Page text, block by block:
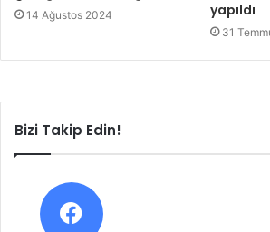
14 Ağustos 2024
yapıldı
31
Bizi Takip Edin!